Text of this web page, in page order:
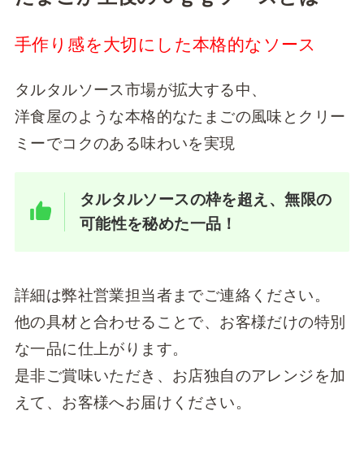
手作り感を大切にした本格的なソース
タルタルソース市場が拡大する中、
洋食屋のような本格的なたまごの風味とクリー
ミーでコクのある味わいを実現
タルタルソースの枠を超え、無限の
可能性を秘めた一品！
詳細は弊社営業担当者までご連絡ください。
他の具材と合わせることで、お客様だけの特別
な一品に仕上がります。
是非ご賞味いただき、お店独自のアレンジを加
えて、お客様へお届けください。